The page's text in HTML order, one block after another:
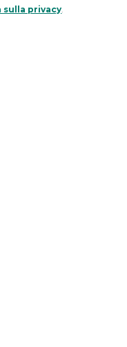
sulla privacy